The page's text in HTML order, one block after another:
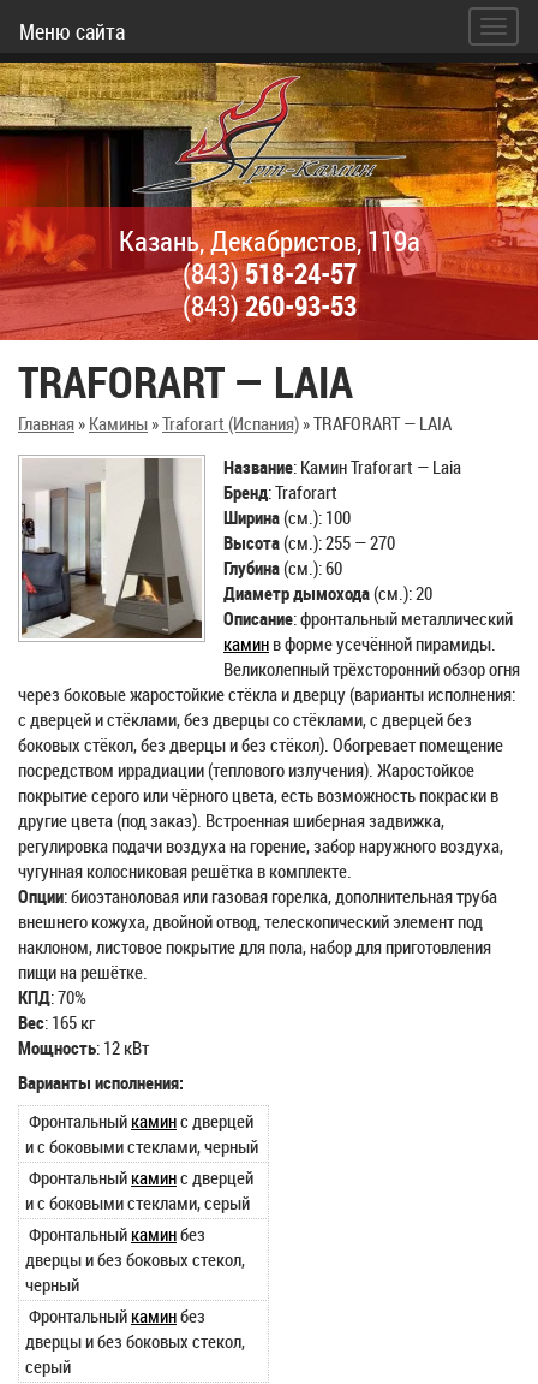
Меню сайта
Казань, Декабристов, 119а
(843)518-24-57
(843)260-93-53
TRAFORART — LAIA
Главная» Камины»Traforart (Испания)»TRAFORART — LAIA
Название: Камин Traforart — Laia
Бренд: Traforart
Ширина(см.): 100
Высота(см.): 255 — 270
Глубина(см.): 60
Диаметр дымохода(см.): 20
Описание: фронтальный металлический
камин в форме усечённой пирамиды.
Великолепный трёхсторонний обзор огня
через боковые жаростойкие стёкла и дверцу (варианты исполнения:
с дверцей и стёклами, без дверцы со стёклами, с дверцей без
боковых стёкол, без дверцы и без стёкол). Обогревает помещение
посредством иррадиации (теплового излучения). Жаростойкое
покрытие серого или чёрного цвета, есть возможность покраски в
другие цвета (под заказ). Встроенная шиберная задвижка,
регулировка подачи воздуха на горение, забор наружного воздуха,
чугунная колосниковая решётка в комплекте.
Опции: биоэтаноловая или газовая горелка, дополнительная труба
внешнего кожуха, двойной отвод, телескопический элемент под
наклоном, листовое покрытие для пола, набор для приготовления
пищи на решётке.
КПД: 70%
Вес: 165 кг
Мощность: 12 кВт
Варианты исполнения:
Фронтальный каминс дверцей
и с боковыми стеклами, черный
Фронтальный каминс дверцей
и с боковыми стеклами, серый
Фронтальный каминбез
дверцы и без боковых стекол,
черный
Фронтальный каминбез
дверцы и без боковых стекол,
серый